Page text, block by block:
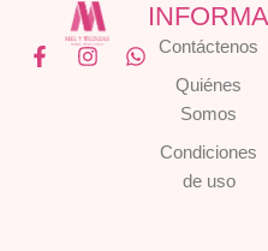
F
I
W
Contáctenos
Quiénes
Somos
Condiciones
de uso